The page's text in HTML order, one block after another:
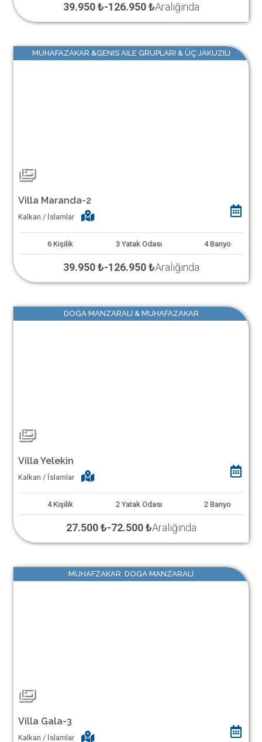
39.950 ₺-126.950 ₺Aralığında
MUHAFAZAKAR &GENIS AILE GRUPLARI & ÜÇ JAKUZILI
Villa Maranda-2
Kalkan / İslamlar
6 Kişilik 3 Yatak Odası 4 Banyo
39.950 ₺-126.950 ₺Aralığında
DOGA MANZARALI & MUHAFAZAKAR
Villa Yelekin
Kalkan / İslamlar
4 Kişilik 2 Yatak Odası 2 Banyo
27.500 ₺-72.500 ₺Aralığında
MUHAFZAKAR DOGA MANZARALI
Villa Gala-3
Kalkan / İslamlar